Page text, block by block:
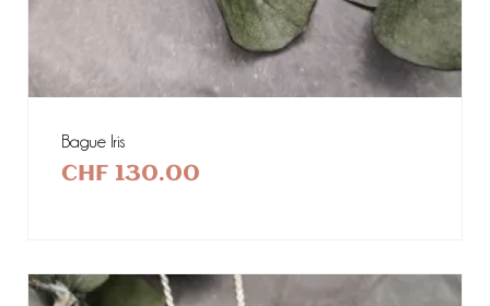
Bague Iris
CHF 130.00